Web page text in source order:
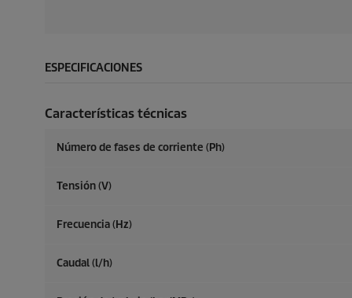
ESPECIFICACIONES
Características técnicas
Número de fases de corriente (Ph)
Tensión (V)
Frecuencia (Hz)
Caudal (l/h)